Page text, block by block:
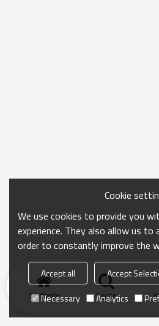
Startseite Suche
Cookie
We use cookies to provide you
experience. They also allow us to
order to constantly improve the
Accept all Accept
Necessary
Analytics